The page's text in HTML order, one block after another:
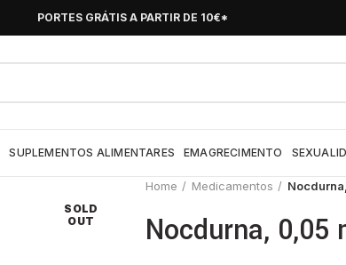
PORTES GRÁTIS A PARTIR DE 10€*
SUPLEMENTOS ALIMENTARES EMAGRECIMENTO
SOLD
OUT
Home
Medicamentos
Nocdurna,